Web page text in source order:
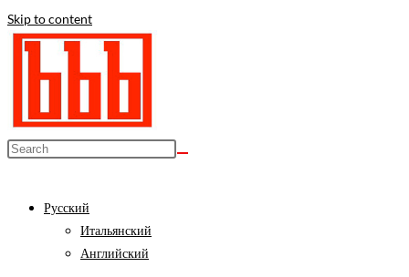
Skip to content
Русский
Итальянский
Английский